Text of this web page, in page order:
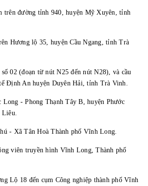
trên đường tỉnh 940, huyện Mỹ Xuyên, tỉnh
Hương lộ 35, huyện Cầu Ngang, tỉnh Trà
02 (đoạn từ nút N25 đến nút N28), và cầu
Định An huyện Duyên Hải, tỉnh Trà Vinh.
- Phong Thạnh Tây B, huyện Phước
- Xã Tân Hoà Thành phố Vĩnh Long.
viên truyền hình Vĩnh Long, Thành phố
Lộ 18 đến cụm Công nghiệp thành phố Vĩnh